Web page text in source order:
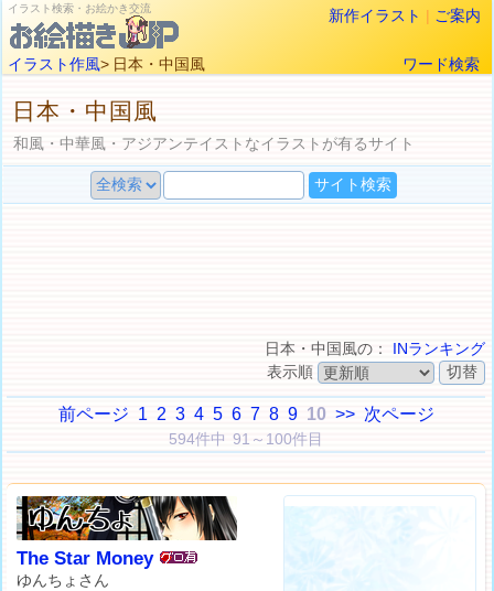
イラスト検索・お絵かき交流 新作イラスト | ご案内
イラスト作風> 日本・中国風 ワード検索
日本・中国風
和風・中華風・アジアンテイストなイラストが有るサイト
日本・中国風の： INランキング
表示順
前ページ 1 2 3 4 5 6 7 8 9 10 >> 次ページ
594件中 91～100件目
The Star Money
ゆんちょさん